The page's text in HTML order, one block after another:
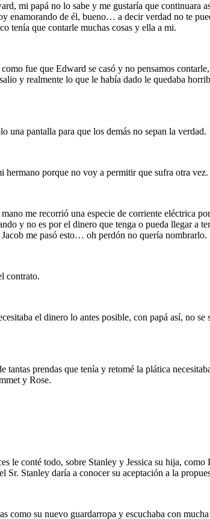
mi papá no lo sabe y me gustaría que continuara
enamorando de él, bueno… a decir verdad no te
tenía que contarle muchas cosas y ella a mi.
fue que Edward se casó y no pensamos
y realmente lo que le había dado le quedaba
una pantalla para que los demás no sepan la verdad.
hermano porque no voy a permitir que sufra otra vez.
me recorrió una especie de corriente eléctrica
y no es por el dinero que tenga o pueda llegar a
me pasó esto… oh perdón no quería nombrarlo.
contrato.
el dinero lo antes posible, con papá así, no
tantas prendas que tenía y retomé la plática
y Rose.
le conté todo, sobre Stanley y Jessica su hija,
Stanley daría a conocer su aceptación a la
como su nuevo guardarropa y escuchaba con